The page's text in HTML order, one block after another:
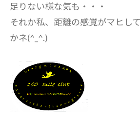
足りない様な気も・・・
それか私、距離の感覚がマヒし
かネ(^_^.)